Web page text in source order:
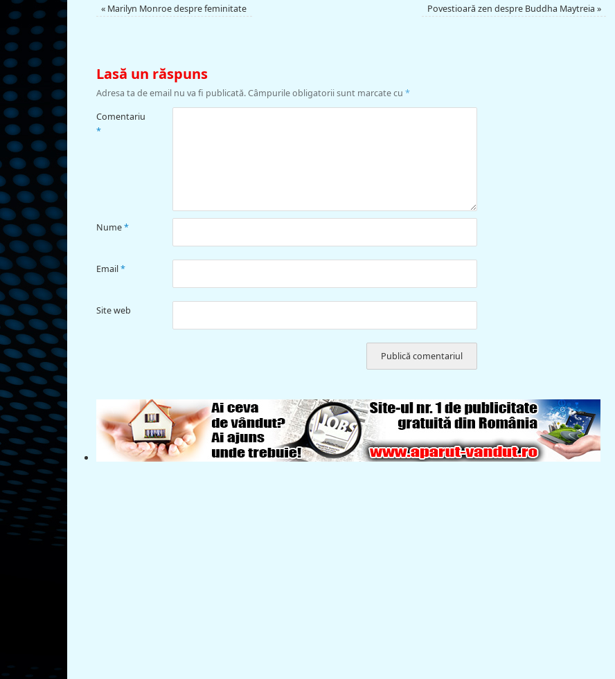
« Marilyn Monroe despre feminitate Povestioară zen despre Buddha Maytreia »
Lasă un răspuns
Adresa ta de email nu va fi publicată.Câmpurile obligatorii sunt marcate cu *
Comentariu
*
Nume*
Email*
Site web